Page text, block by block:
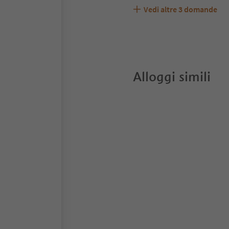
Residence Odlina
Quali servizi/attività
Gli ospiti di Residence
Vedi altre 3 domande
Alloggi simili